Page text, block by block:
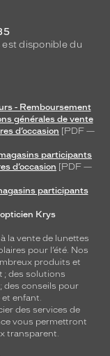
est disponible du
- Remboursement
générales de vente
d’occasion [PDF —
participants
d’occasion [PDF —
participants
Krys
la vente de lunettes
pour l’été. Nos
produits et
; des solutions
des conseils pour
enfant.
des services de
vous permettront
transparent.